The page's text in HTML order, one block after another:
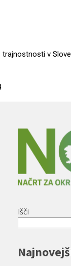
trajnostnosti v
Išči